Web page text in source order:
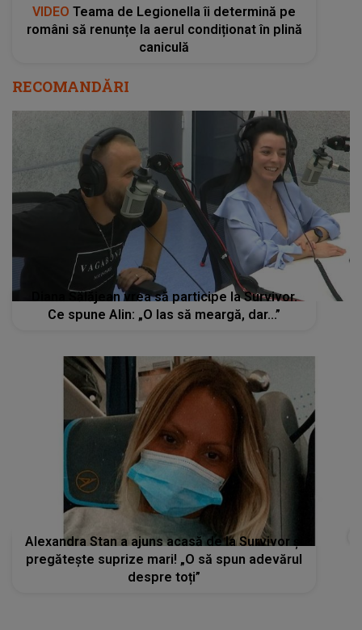
VIDEO Teama de Legionella îi determină pe
români să renunțe la aerul condiționat în plină
caniculă
RECOMANDĂRI
Diana Sălăjean vrea să participe la Survivor.
Ce spune Alin: „O las să meargă, dar...”
Alexandra Stan a ajuns acasă de la Survivor și
pregătește suprize mari! „O să spun adevărul
despre toți”